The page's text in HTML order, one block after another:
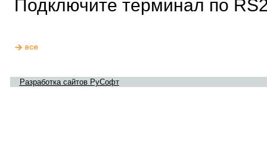
Подключите терминал по
Разработка сайтов РуСофт